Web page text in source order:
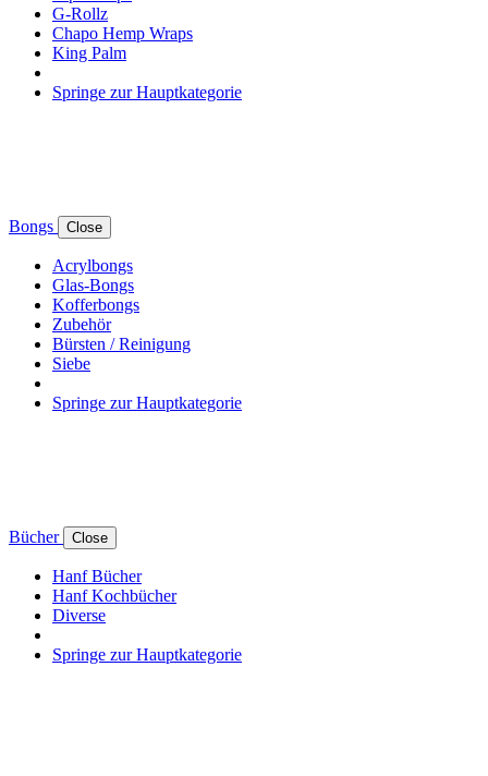
G-Rollz
Chapo Hemp Wraps
King Palm
Springe zur Hauptkategorie
Bongs Close
Acrylbongs
Glas-Bongs
Kofferbongs
Zubehör
Bürsten / Reinigung
Siebe
Springe zur Hauptkategorie
Bücher Close
Hanf Bücher
Hanf Kochbücher
Diverse
Springe zur Hauptkategorie